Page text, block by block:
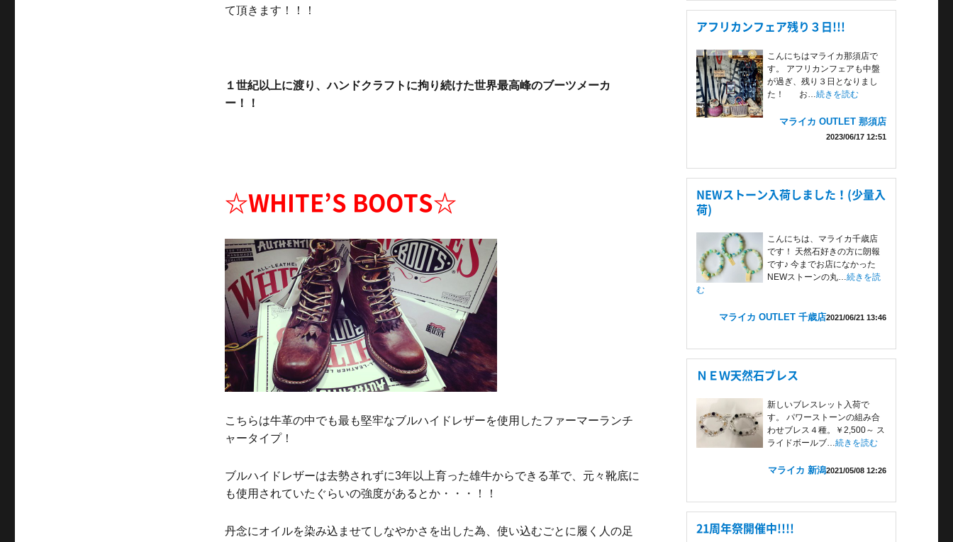
て頂きます！！！
１世紀以上に渡り、ハンドクラフトに拘り続けた世界最高峰のブーツメーカ
ー！！
☆WHITE’S BOOTS☆
こちらは牛革の中でも最も堅牢なブルハイドレザーを使用したファーマーランチ
ャータイプ！
ブルハイドレザーは去勢されずに3年以上育った雄牛からできる革で、元々靴底に
も使用されていたぐらいの強度があるとか・・・！！
丹念にオイルを染み込ませてしなやかさを出した為、使い込むごとに履く人の足
アフリカンフェア残り３日!!!
こんにちはマライカ那須店で
す。 アフリカンフェアも中盤
が過ぎ、残り３日となりまし
た！ お…続きを読む
マライカ OUTLET 那須店
2023/06/17 12:51
NEWストーン入荷しました！(少量入
荷)
こんにちは、マライカ千歳店
です！ 天然石好きの方に朗報
です♪ 今までお店になかった
NEWストーンの丸…続きを読
む
マライカ OUTLET 千歳店2021/06/21 13:46
ＮＥＷ天然石ブレス
新しいブレスレット入荷で
す。 パワーストーンの組み合
わせブレス４種。￥2,500～ ス
ライドボールブ…続きを読む
マライカ 新潟2021/05/08 12:26
21周年祭開催中!!!!